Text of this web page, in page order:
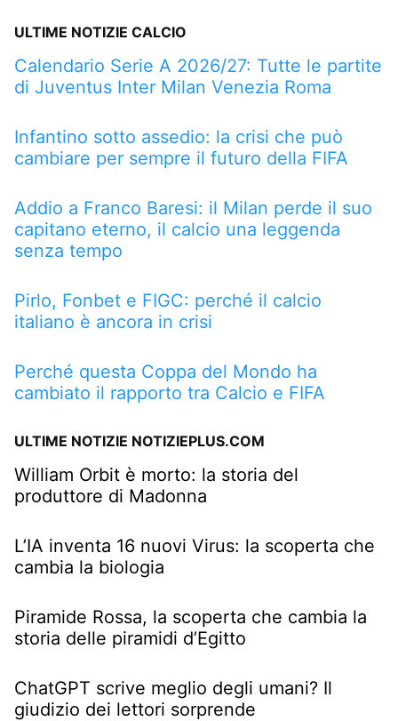
ULTIME NOTIZIE CALCIO
Calendario Serie A 2026/27: Tutte le partite
di Juventus Inter Milan Venezia Roma
Infantino sotto assedio: la crisi che può
cambiare per sempre il futuro della FIFA
Addio a Franco Baresi: il Milan perde il suo
capitano eterno, il calcio una leggenda
senza tempo
Pirlo, Fonbet e FIGC: perché il calcio
italiano è ancora in crisi
Perché questa Coppa del Mondo ha
cambiato il rapporto tra Calcio e FIFA
ULTIME NOTIZIE NOTIZIEPLUS.COM
William Orbit è morto: la storia del
produttore di Madonna
L’IA inventa 16 nuovi Virus: la scoperta che
cambia la biologia
Piramide Rossa, la scoperta che cambia la
storia delle piramidi d’Egitto
ChatGPT scrive meglio degli umani? Il
giudizio dei lettori sorprende